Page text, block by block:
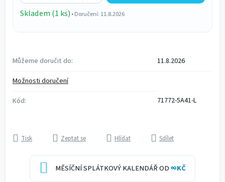
Skladem (1 ks) • Doručení: 11.8.2026
Můžeme doručit do:
11.8.2026
Možnosti doručení
Kód:
71772-5A41-L
Tisk Zeptat se Hlídat Sdílet
MĚSÍČNÍ SPLÁTKOVÝ KALENDÁŘ OD∞KČ